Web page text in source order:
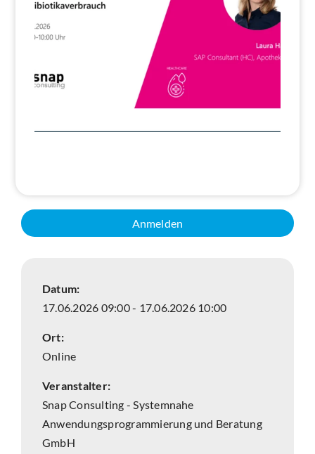
Suche
Anmelden
Datum:
17.06.2026 09:00 - 17.06.2026 10:00
Ort:
Online
Veranstalter:
Snap Consulting - Systemnahe
Anwendungsprogrammierung und Beratung
GmbH